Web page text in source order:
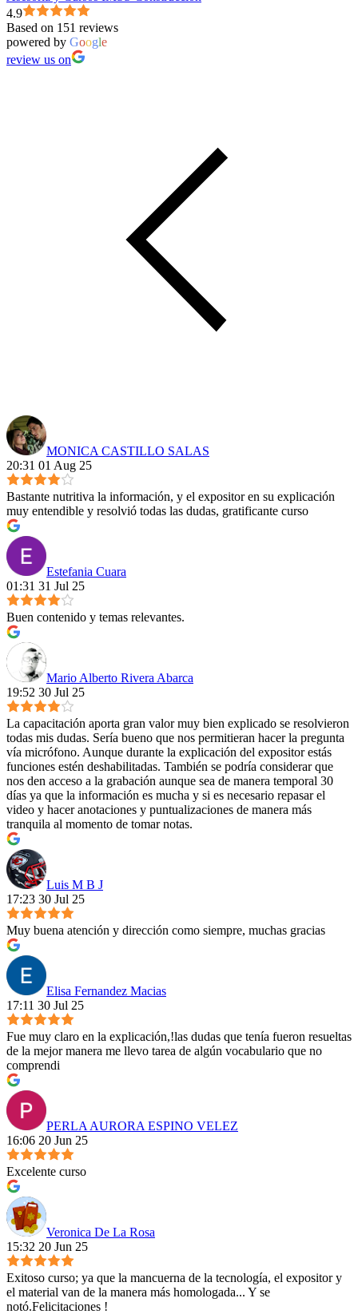
4.9
Based on 151 reviews
powered by Google
review us on
MONICA CASTILLO SALAS
20:31 01 Aug 25
Bastante nutritiva la información, y el expositor en su explicación
muy entendible y resolvió todas las dudas, gratificante curso
Estefania Cuara
01:31 31 Jul 25
Buen contenido y temas relevantes.
Mario Alberto Rivera Abarca
19:52 30 Jul 25
La capacitación aporta gran valor muy bien explicado se resolvieron
todas mis dudas. Sería bueno que nos permitieran hacer la pregunta
vía micrófono. Aunque durante la explicación del expositor estás
funciones estén deshabilitadas. También se podría considerar que
nos den acceso a la grabación aunque sea de manera temporal 30
días ya que la información es mucha y si es necesario repasar el
video y hacer anotaciones y puntualizaciones de manera más
tranquila al momento de tomar notas.
Luis M B J
17:23 30 Jul 25
Muy buena atención y dirección como siempre, muchas gracias
Elisa Fernandez Macias
17:11 30 Jul 25
Fue muy claro en la explicación,!las dudas que tenía fueron resueltas
de la mejor manera me llevo tarea de algún vocabulario que no
comprendi
PERLA AURORA ESPINO VELEZ
16:06 20 Jun 25
Excelente curso
Veronica De La Rosa
15:32 20 Jun 25
Exitoso curso; ya que la mancuerna de la tecnología, el expositor y
el material van de la manera más homologada... Y se
notó.Felicitaciones !